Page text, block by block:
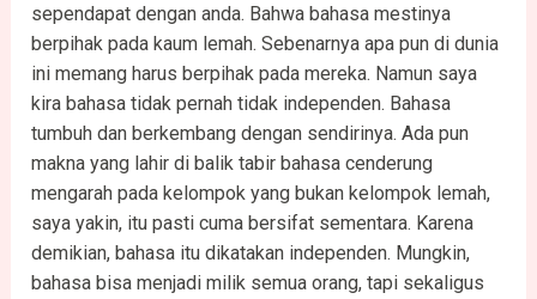
sependapat dengan anda. Bahwa bahasa mestinya
berpihak pada kaum lemah. Sebenarnya apa pun di dunia
ini memang harus berpihak pada mereka. Namun saya
kira bahasa tidak pernah tidak independen. Bahasa
tumbuh dan berkembang dengan sendirinya. Ada pun
makna yang lahir di balik tabir bahasa cenderung
mengarah pada kelompok yang bukan kelompok lemah,
saya yakin, itu pasti cuma bersifat sementara. Karena
demikian, bahasa itu dikatakan independen. Mungkin,
bahasa bisa menjadi milik semua orang, tapi sekaligus